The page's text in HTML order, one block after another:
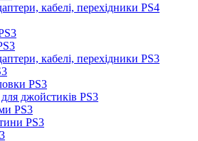
кабелі, перехідники PS4
кабелі, перехідники PS3
PS3
джойстиків PS3
PS3
PS3